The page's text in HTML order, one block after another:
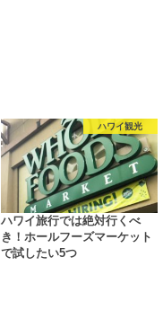
ハワイ観光
ハワイ旅行では絶対行くべ
き！ホールフーズマーケット
で試したい5つ